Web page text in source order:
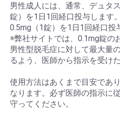
男性成人には、通常、デュタ
錠）を1日1回経口投与します
0.5mg（1錠）を1日1回経口投
※弊社サイトでは、0.1mg錠の
男性型脱毛症に対して最大量
るよう、医師から指示を受け
使用方法はあくまで目安であ
なります。必ず医師の指示に
守ってください。